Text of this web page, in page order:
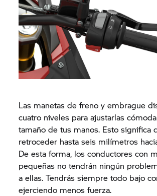
Las manetas de freno y embrague
cuatro niveles para ajustarlas
tamaño de tus manos. Esto significa
retroceder hasta seis milímetros
De esta forma, los conductores con
pequeñas no tendrán ningún
a ellas. Tendrás siempre todo bajo
ejerciendo menos fuerza.